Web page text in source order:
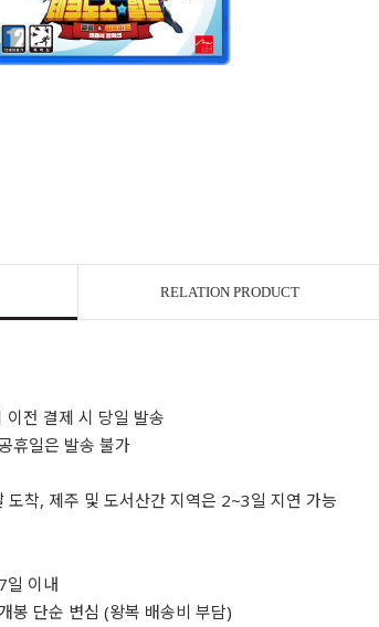
RELATION PRODUCT
이전 결제 시 당일 발송
휴일은 발송 불가
도착, 제주 및 도서산간 지역은 2~3일 지연 가능
일 이내
봉 단순 변심 (왕복 배송비 부담)